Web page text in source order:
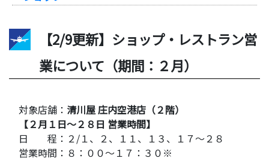
【2/9更新】ショップ・レストラン営
業について（期間：２月）
対象店舗： 清川屋 庄内空港店（２階）
【２月１日～２８日 営業時間】
日 程：２/１、２、１１、１３、１７～２８
営業時間：８：００～１７：３０※